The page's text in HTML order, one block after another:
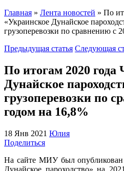
Главная » Лента новостей » По
«Украинское Дунайское
грузоперевозки по сравнению с
Предыдущая статья Следующая
По итогам 2020
Дунайское
грузоперевозки по
годом на 16,8%
18 Янв 2021 Юлия
Поделиться
На сайте МИУ был
Дунайское пароходство» на